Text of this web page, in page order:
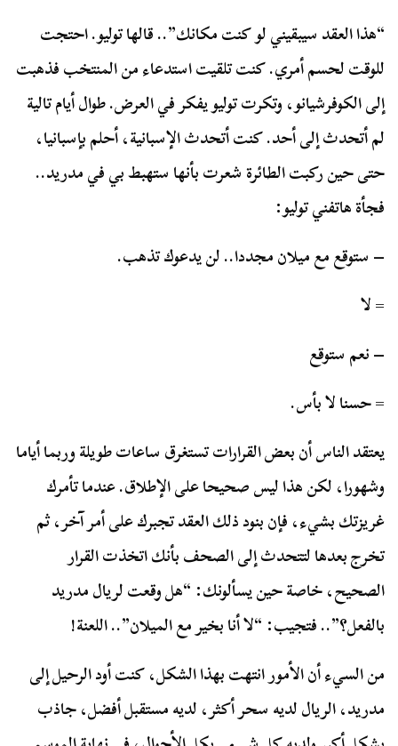
“هذا العقد سيبقيني لو كنت مكانك”.. قالها توليو. احتجت
للوقت لحسم أمري. كنت تلقيت استدعاء من المنتخب فذهبت
إلى الكوفرشيانو، وتكرت توليو يفكر في العرض. طوال أيام تالية
لم أتحدث إلى أحد. كنت أتحدث الإسبانية، أحلم بإسبانيا،
حتى حين ركبت الطائرة شعرت بأنها ستهبط بي في مدريد..
فجأة هاتفني توليو:
– ستوقع مع ميلان مجددا.. لن يدعوك تذهب.
= لا
– نعم ستوقع
= حسنا لا بأس.
يعتقد الناس أن بعض القرارات تستغرق ساعات طويلة وربما أياما
وشهورا، لكن هذا ليس صحيحا على الإطلاق. عندما تأمرك
غريزتك بشيء، فإن بنود ذلك العقد تجبرك على أمر آخر، ثم
تخرج بعدها لتتحدث إلى الصحف بأنك اتخذت القرار
الصحيح، خاصة حين يسألونك: “هل وقعت لريال مدريد
بالفعل؟”.. فتجيب: “لا أنا بخير مع الميلان”.. اللعنة!
من السيء أن الأمور انتهت بهذا الشكل، كنت أود الرحيل إلى
مدريد، الريال لديه سحر أكثر، لديه مستقبل أفضل، جاذب